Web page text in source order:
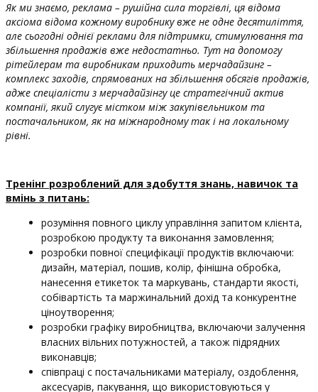
Як ми знаємо, реклама – рушійна сила торгівлі, ця відома
аксіома відома кожному виробнику вже не одне десятиліття,
але сьогодні однієї реклами для підтримки, стимулювання та
збільшення продажів вже недостатньо. Тут на допомогу
рітейлерам та виробникам приходить мерчадайзинг –
комплекс заходів, спрямованих на збільшення обсягів продажів,
адже спеціалісти з мерчадайзінгу це стратегічний актив
компанії, який слугує містком між закупівельником та
постачальником, як на міжнародному так і на локальному
рівні.
Тренінг розроблений для здобуття знань, навичок та
вмінь з питань:
розуміння повного циклу управління запитом клієнта,
розробкою продукту та виконання замовлення;
розробки повної специфікації продуктів включаючи:
дизайн, матеріал, пошив, колір, фінішна обробка,
нанесення етикеток та маркувань, стандарти якості,
собівартість та маржинальний дохід та конкурентне
ціноутворення;
розробки графіку виробництва, включаючи залучення
власних вільних потужностей, а також підрядних
виконавців;
співпраці с постачальниками матеріалу, оздоблення,
аксесуарів, пакування, що використовуються у